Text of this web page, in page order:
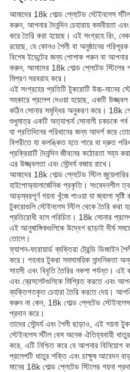
আমাদের 18k গোল্ড প্লেটেড স্টেইনলেস
করুন, আপনার দৈনন্দিন চেহারায় কমনীয়তা
করে তৈরি করা হয়েছে। এই সংগ্রহে রিং,
রয়েছে, যে কোনও শৈলী বা অনুষ্ঠানের
বিশেষ ইভেন্টের জন্য পোশাক পরুন বা
করুন, আমাদের 18k গোল্ড প্লেটেড স্টিলের
মিশ্রণ সরবরাহ করে।
এই সংগ্রহের প্রতিটি টুকরোটি উচ্চ-মানের
সহকারে প্রলেপ দেওয়া হয়েছে, একটি উজ্জ্বল
কঠিন সোনার সমৃদ্ধির অনুকরণ করে। 18k
শুধুমাত্র একটি অত্যাশ্চর্য সোনালী চকচকে
যা প্রতিদিনের পরিধানের জন্য আদর্শ করে
বিপরীতে যা কলঙ্কিত হতে পারে বা দ্রুত
প্রক্রিয়াটি দৈনন্দিন জীবনের কঠোরতা সহ্য
এর উজ্জ্বলতা এবং সৌন্দর্য বজায় রাখে।
আমাদের 18k গোল্ড প্লেটেড স্টিল
হাইপোঅ্যালার্জেনিক প্রকৃতি। সংবেদনশীল ত্বক
আড়ম্বরপূর্ণ গয়না খুঁজে পাওয়া যা জ্বালা সৃষ্টি
টুকরোগুলি স্টেইনলেস স্টিল থেকে তৈরি
প্রতিরোধী বলে পরিচিত। 18k সোনার
এই আনুষাঙ্গিকগুলিকে উদ্বেগ ছাড়াই দীর্ঘ
তোলে।
ফ্যাশন-ফরোয়ার্ড ব্যক্তিরা ট্রেন্ডি ডিজাইন
করে। গহনার টুকরা সমসাময়িক নান্দনিকতা
সাহসী এবং বিবৃতি তৈরির নকশা পর্যন্ত।
এবং ব্রেসলেটগুলিকে মিশ্রিত করতে এবং
ব্যক্তিগতকৃত চেহারা তৈরি করতে দেয়। আপনি
করুন না কেন, 18k গোল্ড প্লেটেড স্টেইনলেস
প্রদান করে।
তাদের সৌন্দর্য এবং শৈলী ছাড়াও, এই গয়না
স্টেইনলেস স্টীল বেস অনেক ঐতিহ্যবাহী ধাতুর
করে, এটি নিশ্চিত করে যে আপনার
প্রলেপটি ধাতুর শক্তি এবং চাক্ষুষ আবেদন
মানের 18k গোল্ড প্লেটেড স্টিলের গয়না